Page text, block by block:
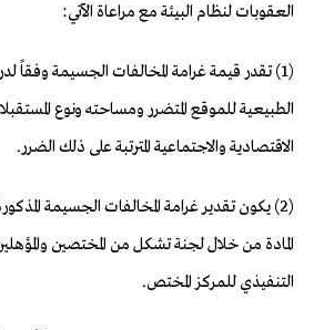
العقوبات لنظام البيئة مع مراعاة الآتي:
(1) تقدر قيمة غرامة المخالفات الجسيمة وفقاً
الطبيعية للموقع المتضرر ومساحته ونوع
الاقتصادية والاجتماعية المترتبة على ذلك الضرر.
المادة من خلال لجنة تشكل من المختصين
التنفيذي للمركز المختص.